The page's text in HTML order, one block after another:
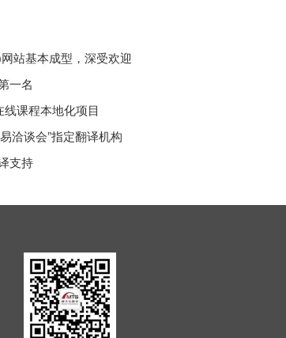
站基本成型，深受欢迎
一名
课程本地化项目
洽谈会”指定翻译机构
支持